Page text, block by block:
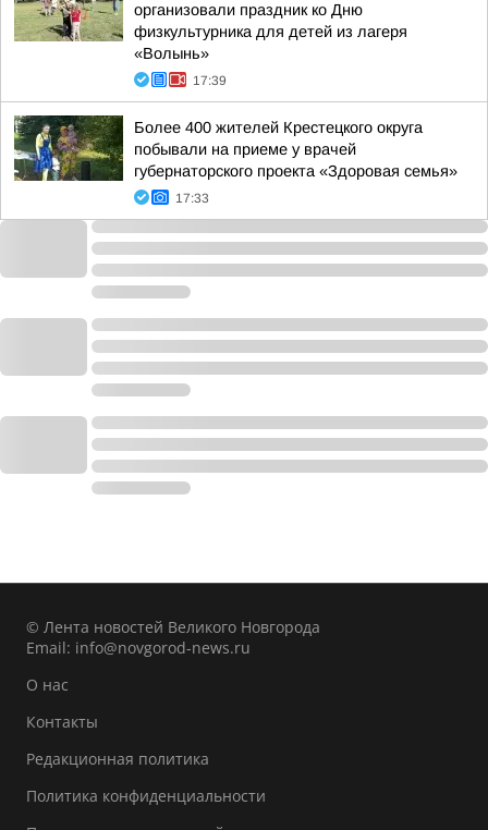
организовали праздник ко Дню
физкультурника для детей из лагеря
«Волынь»
17:39
Более 400 жителей Крестецкого округа
побывали на приеме у врачей
губернаторского проекта «Здоровая семья»
17:33
© Лента новостей Великого Новгорода
Email: info@novgorod-news.ru
О нас
Контакты
Редакционная политика
Политика конфиденциальности